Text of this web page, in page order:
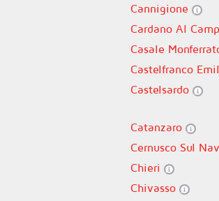
Cannigione
Cardano Al
Casale
Castelfranco
Castelsardo
Catanzaro
Cernusco Sul
Chieri
Chivasso